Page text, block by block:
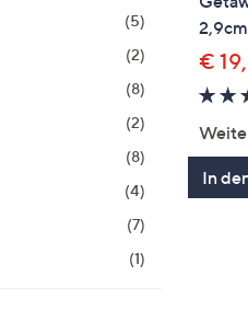
(5)
(2)
(8)
(2)
(8)
(4)
(7)
(1)
€
In